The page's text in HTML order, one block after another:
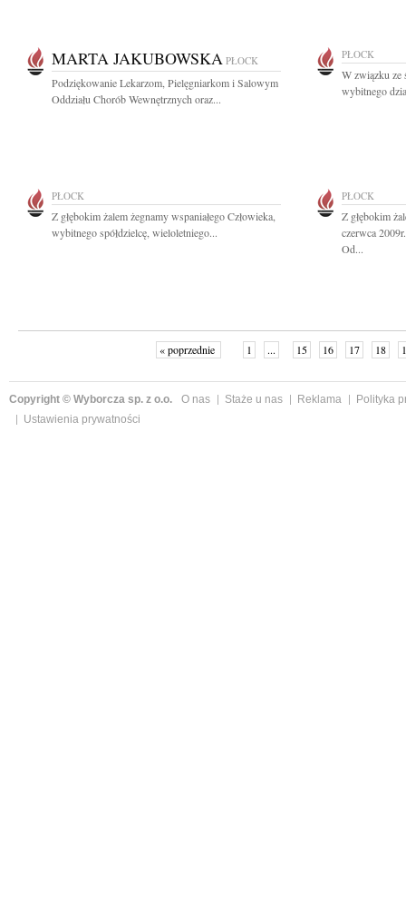
MARTA JAKUBOWSKA PŁOCK
Podziękowanie Lekarzom, Pielęgniarkom i Salowym
Oddziału Chorób Wewnętrznych oraz...
PŁOCK
W związku ze
wybitnego
PŁOCK
Z głębokim żalem żegnamy wspaniałego Człowieka,
wybitnego spółdzielcę, wieloletniego...
PŁOCK
Z głębokim
czerwca
Od...
« poprzednie 1 ... 15 16 17 18
Copyright © Wyborcza sp. z o.o. O nas Staże u nas Reklama
Polityka
Ustawienia prywatności